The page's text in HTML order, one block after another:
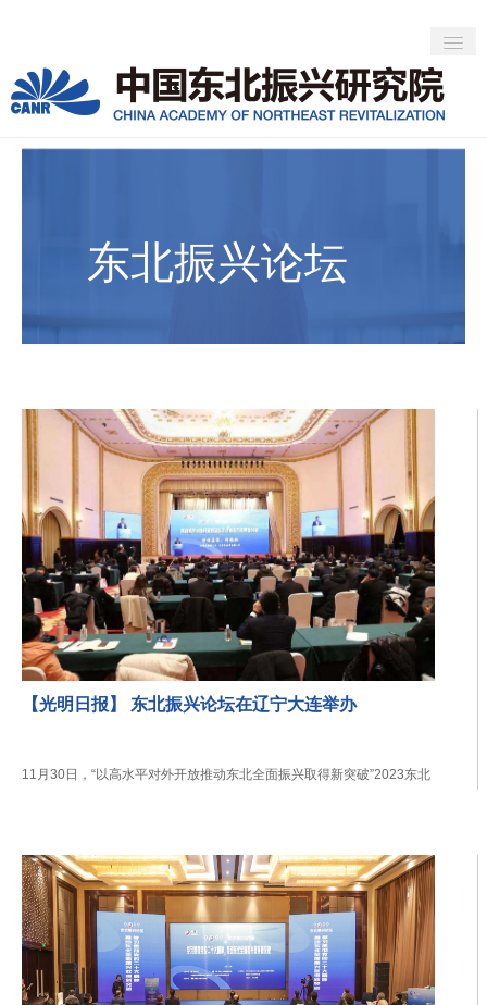
首页
社会活动
人才培养
首页 > 社会活动 > 东北振兴论坛
东北振兴论坛
【光明日报】 东北振兴论坛在辽宁大连举办
11月30日，“以高水平对外开放推动东北全面振兴取得新突破”2023东北